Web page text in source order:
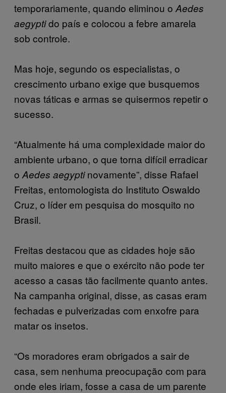
temporariamente, quando eliminou o Aedes
aegyptido país e colocou a febre amarela
sob controle.
Mas hoje, segundo os especialistas, o
crescimento urbano exige que busquemos
novas táticas e armas se quisermos repetir o
sucesso.
“Atualmente há uma complexidade maior do
ambiente urbano, o que torna difícil erradicar
o Aedes aegyptinovamente”, disse Rafael
Freitas, entomologista do Instituto Oswaldo
Cruz, o líder em pesquisa do mosquito no
Brasil.
Freitas destacou que as cidades hoje são
muito maiores e que o exército não pode ter
acesso a casas tão facilmente quanto antes.
Na campanha original, disse, as casas eram
fechadas e pulverizadas com enxofre para
matar os insetos.
“Os moradores eram obrigados a sair de
casa, sem nenhuma preocupação com para
onde eles iriam, fosse a casa de um parente